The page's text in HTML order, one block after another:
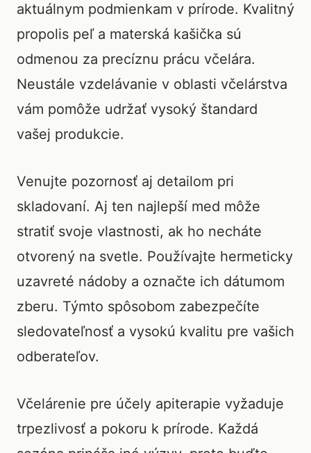
aktuálnym podmienkam v prírode. Kvalitný
propolis peľ a materská kašička sú
odmenou za precíznu prácu včelára.
Neustále vzdelávanie v oblasti včelárstva
vám pomôže udržať vysoký štandard
vašej produkcie.
Venujte pozornosť aj detailom pri
skladovaní. Aj ten najlepší med môže
stratiť svoje vlastnosti, ak ho necháte
otvorený na svetle. Používajte hermeticky
uzavreté nádoby a označte ich dátumom
zberu. Týmto spôsobom zabezpečíte
sledovateľnosť a vysokú kvalitu pre vašich
odberateľov.
Včelárenie pre účely apiterapie vyžaduje
trpezlivosť a pokoru k prírode. Každá